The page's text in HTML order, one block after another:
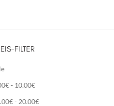
FILTER
€- 10.00€
€- 20.00€